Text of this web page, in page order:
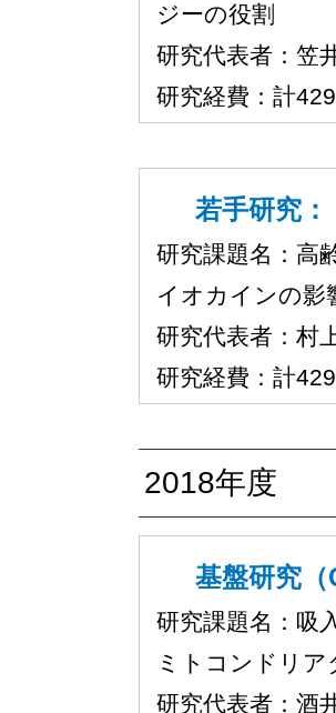
ジーの役割
研究代表者：笠
研究経費：計
若手研究：
研究課題名：高
イオカインの影
研究代表者：村
研究経費：計
2018年度
基盤研究（
研究課題名：吸
ミトコンドリ
研究代表者：酒